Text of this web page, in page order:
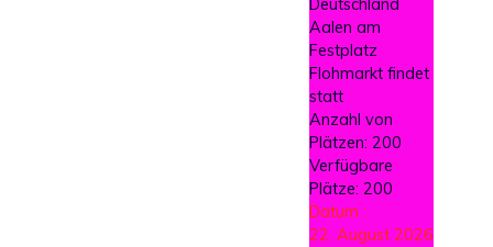
Deutschland
Aalen am
Festplatz
Flohmarkt findet
statt
Anzahl von
Plätzen: 200
Verfügbare
Plätze: 200
Datum :
22. August 2026